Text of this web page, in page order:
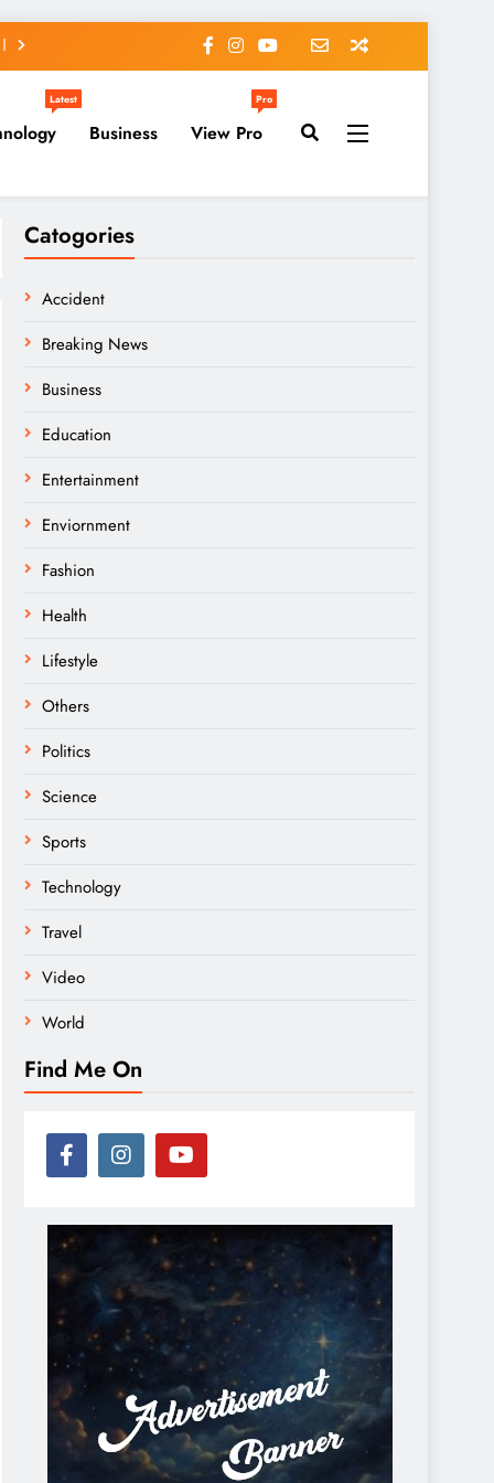
Latest
Business View Pro
Pro
Catogories
Accident
Breaking News
Business
Education
Entertainment
Enviornment
Fashion
Health
Lifestyle
Others
Politics
Science
Sports
Technology
Travel
Video
World
Find Me On